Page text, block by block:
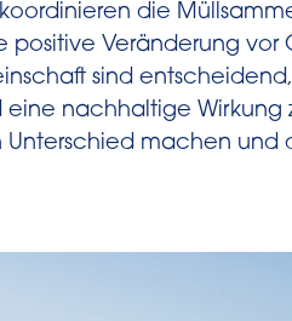
die
positive Veränderung vor
sind
nachhaltige Wirkung
Unterschied machen und